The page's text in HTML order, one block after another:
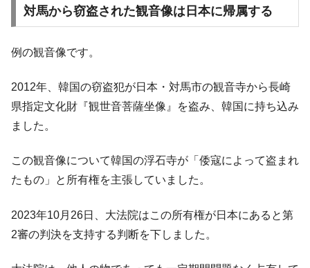
韓国「ここは北朝鮮なのか。選管がサーバ
『Money1』
韓国･李在明さっそく不動産対策で浅薄な発
『Money1』
韓国は「中国と同じく」投資に不適格な国
だ。
す」⇒「金を経由するドル入手」手段ではないのか？
『Money1』
韓国･外為取引量「1日当たり1,214.4億ド
『Money1』
韓国･帰ってきた李在明。李在明を支持しな
い「50.5％」に上昇
対馬から窃盗された観音像は日本に帰属する
例の観音像です。
2012年、韓国の窃盗犯が日本・対馬市の観音寺から長崎
県指定文化財『観世音菩薩坐像』を盗み、韓国に持ち込み
ました。
この観音像について韓国の浮石寺が「倭寇によって盗まれ
たもの」と所有権を主張していました。
2023年10月26日、大法院はこの所有権が日本にあると第
2審の判決を支持する判断を下しました。